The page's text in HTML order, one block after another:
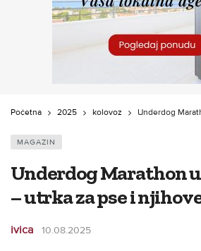
Početna 2025 kolovoz Underdog
MAGAZIN
Underdog Marathon
– utrka za pse i
ivica 10.08.2025